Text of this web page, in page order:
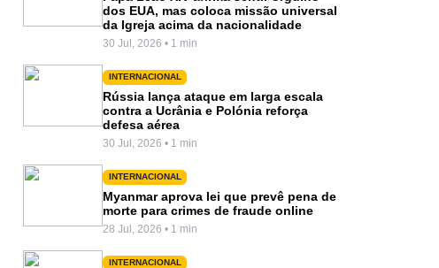
dos EUA, mas coloca missão universal
da Igreja acima da nacionalidade
30 Jul, 2026 • 1 min
INTERNACIONAL
Rússia lança ataque em larga escala
contra a Ucrânia e Polónia reforça
defesa aérea
30 Jul, 2026 • 1 min
INTERNACIONAL
Myanmar aprova lei que prevê pena de
morte para crimes de fraude online
28 Jul, 2026 • 1 min
INTERNACIONAL